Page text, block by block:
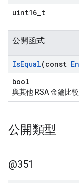
uint16_t
公開函式
IsEqual(const
bool
與其他 RSA 金鑰比較
公開類型
@351